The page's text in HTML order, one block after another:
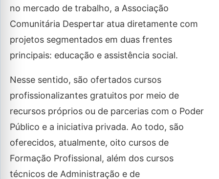
no mercado de trabalho, a Associação
Comunitária Despertar atua diretamente com
projetos segmentados em duas frentes
principais: educação e assistência social.
Nesse sentido, são ofertados cursos
profissionalizantes gratuitos por meio de
recursos próprios ou de parcerias com o Poder
Público e a iniciativa privada. Ao todo, são
oferecidos, atualmente, oito cursos de
Formação Profissional, além dos cursos
técnicos de Administração e de